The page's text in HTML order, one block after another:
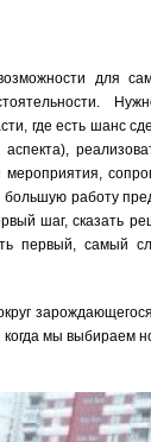
для
где есть шанс
работу
шаг, сказать
первый, самый
мы выбираем